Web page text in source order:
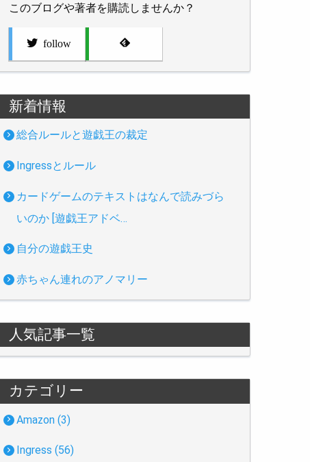
このブログや著者を購読しませんか？
follow
新着情報
総合ルールと遊戯王の裁定
Ingressとルール
カードゲームのテキストはなんで読みづら
いのか [遊戯王アドベ…
自分の遊戯王史
赤ちゃん連れのアノマリー
人気記事一覧
カテゴリー
Amazon (3)
Ingress (56)